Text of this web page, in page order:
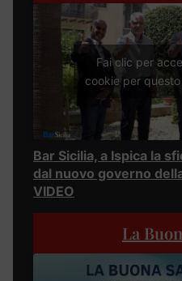
Fai clic per
cookie per
Bar Sicilia, a Ispica la
dal nuovo governo
VIDEO
La